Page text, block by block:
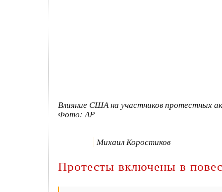
Влияние США на участников протестных
Фото: AP
Михаил Коростиков
Протесты включены в